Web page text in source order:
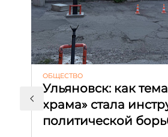
ОБЩЕСТВО
Ульяновск: как
храма» стала
политической